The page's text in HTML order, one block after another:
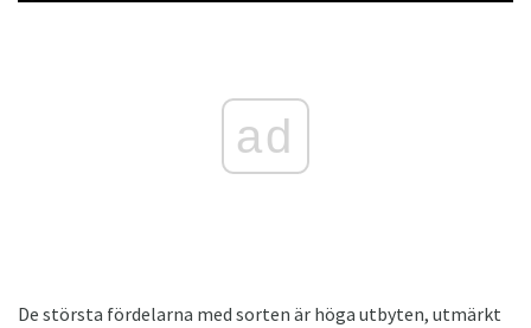
ad
De största fördelarna med sorten är höga utbyten, utmärkt